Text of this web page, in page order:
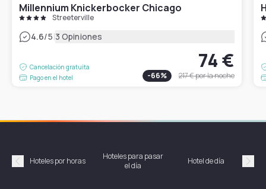
Millennium Knickerbocker Chicago
Streeterville
4.6/5|3 Opiniones
Cancelación gratuita
Pago en el hotel
74 €
-66% 217 €por la noche
Précédent
Hoteles por horas
Hoteles para pasar
el día
Hotel de día